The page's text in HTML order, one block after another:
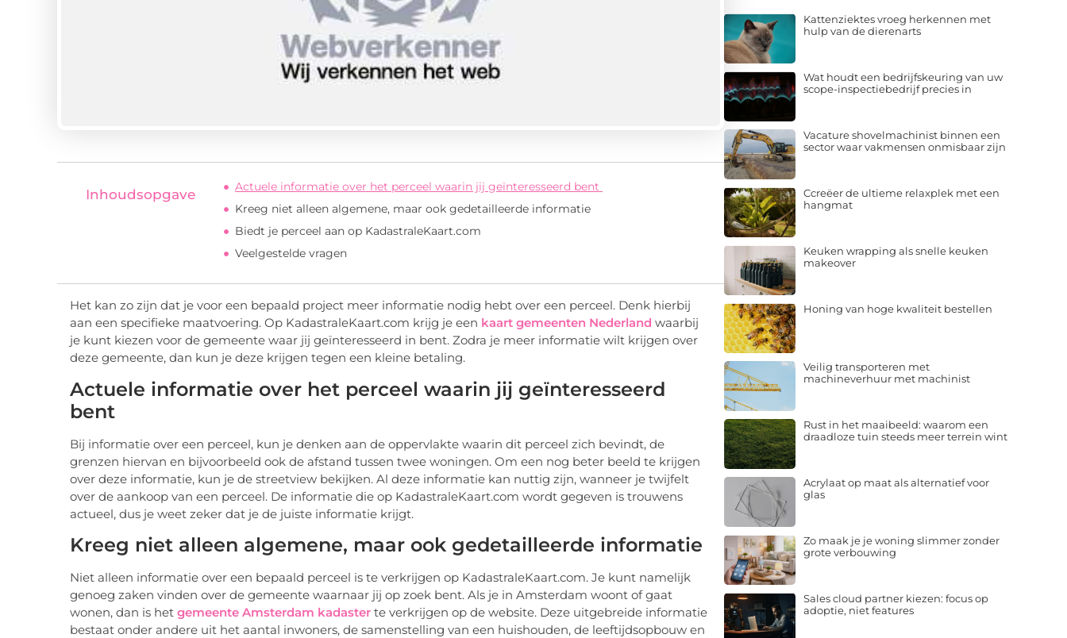
Inhoudsopgave
Actuele informatie over het perceel waarin jij geïnteresseerd bent
Kreeg niet alleen algemene, maar ook gedetailleerde informatie
Biedt je perceel aan op KadastraleKaart.com
Veelgestelde vragen
Het kan zo zijn dat je voor een bepaald project meer informatie nodig hebt over een perceel. Denk hierbij
aan een specifieke maatvoering. Op KadastraleKaart.com krijg je een kaart gemeenten Nederland waarbij
je kunt kiezen voor de gemeente waar jij geïnteresseerd in bent. Zodra je meer informatie wilt krijgen over
deze gemeente, dan kun je deze krijgen tegen een kleine betaling.
Actuele informatie over het perceel waarin jij geïnteresseerd
bent
Bij informatie over een perceel, kun je denken aan de oppervlakte waarin dit perceel zich bevindt, de
grenzen hiervan en bijvoorbeeld ook de afstand tussen twee woningen. Om een nog beter beeld te krijgen
over deze informatie, kun je de streetview bekijken. Al deze informatie kan nuttig zijn, wanneer je twijfelt
over de aankoop van een perceel. De informatie die op KadastraleKaart.com wordt gegeven is trouwens
actueel, dus je weet zeker dat je de juiste informatie krijgt.
Kreeg niet alleen algemene, maar ook gedetailleerde informatie
Niet alleen informatie over een bepaald perceel is te verkrijgen op KadastraleKaart.com. Je kunt namelijk
genoeg zaken vinden over de gemeente waarnaar jij op zoek bent. Als je in Amsterdam woont of gaat
wonen, dan is het gemeente Amsterdam kadaster te verkrijgen op de website. Deze uitgebreide informatie
bestaat onder andere uit het aantal inwoners, de samenstelling van een huishouden, de leeftijdsopbouw en
Kattenziektes vroeg herkennen met
hulp van de dierenarts
Wat houdt een bedrijfskeuring van uw
scope-inspectiebedrijf precies in
Vacature shovelmachinist binnen een
sector waar vakmensen onmisbaar zijn
Ccreëer de ultieme relaxplek met een
hangmat
Keuken wrapping als snelle keuken
makeover
Honing van hoge kwaliteit bestellen
Veilig transporteren met
machineverhuur met machinist
Rust in het maaibeeld: waarom een
draadloze tuin steeds meer terrein wint
Acrylaat op maat als alternatief voor
glas
Zo maak je je woning slimmer zonder
grote verbouwing
Sales cloud partner kiezen: focus op
adoptie, niet features